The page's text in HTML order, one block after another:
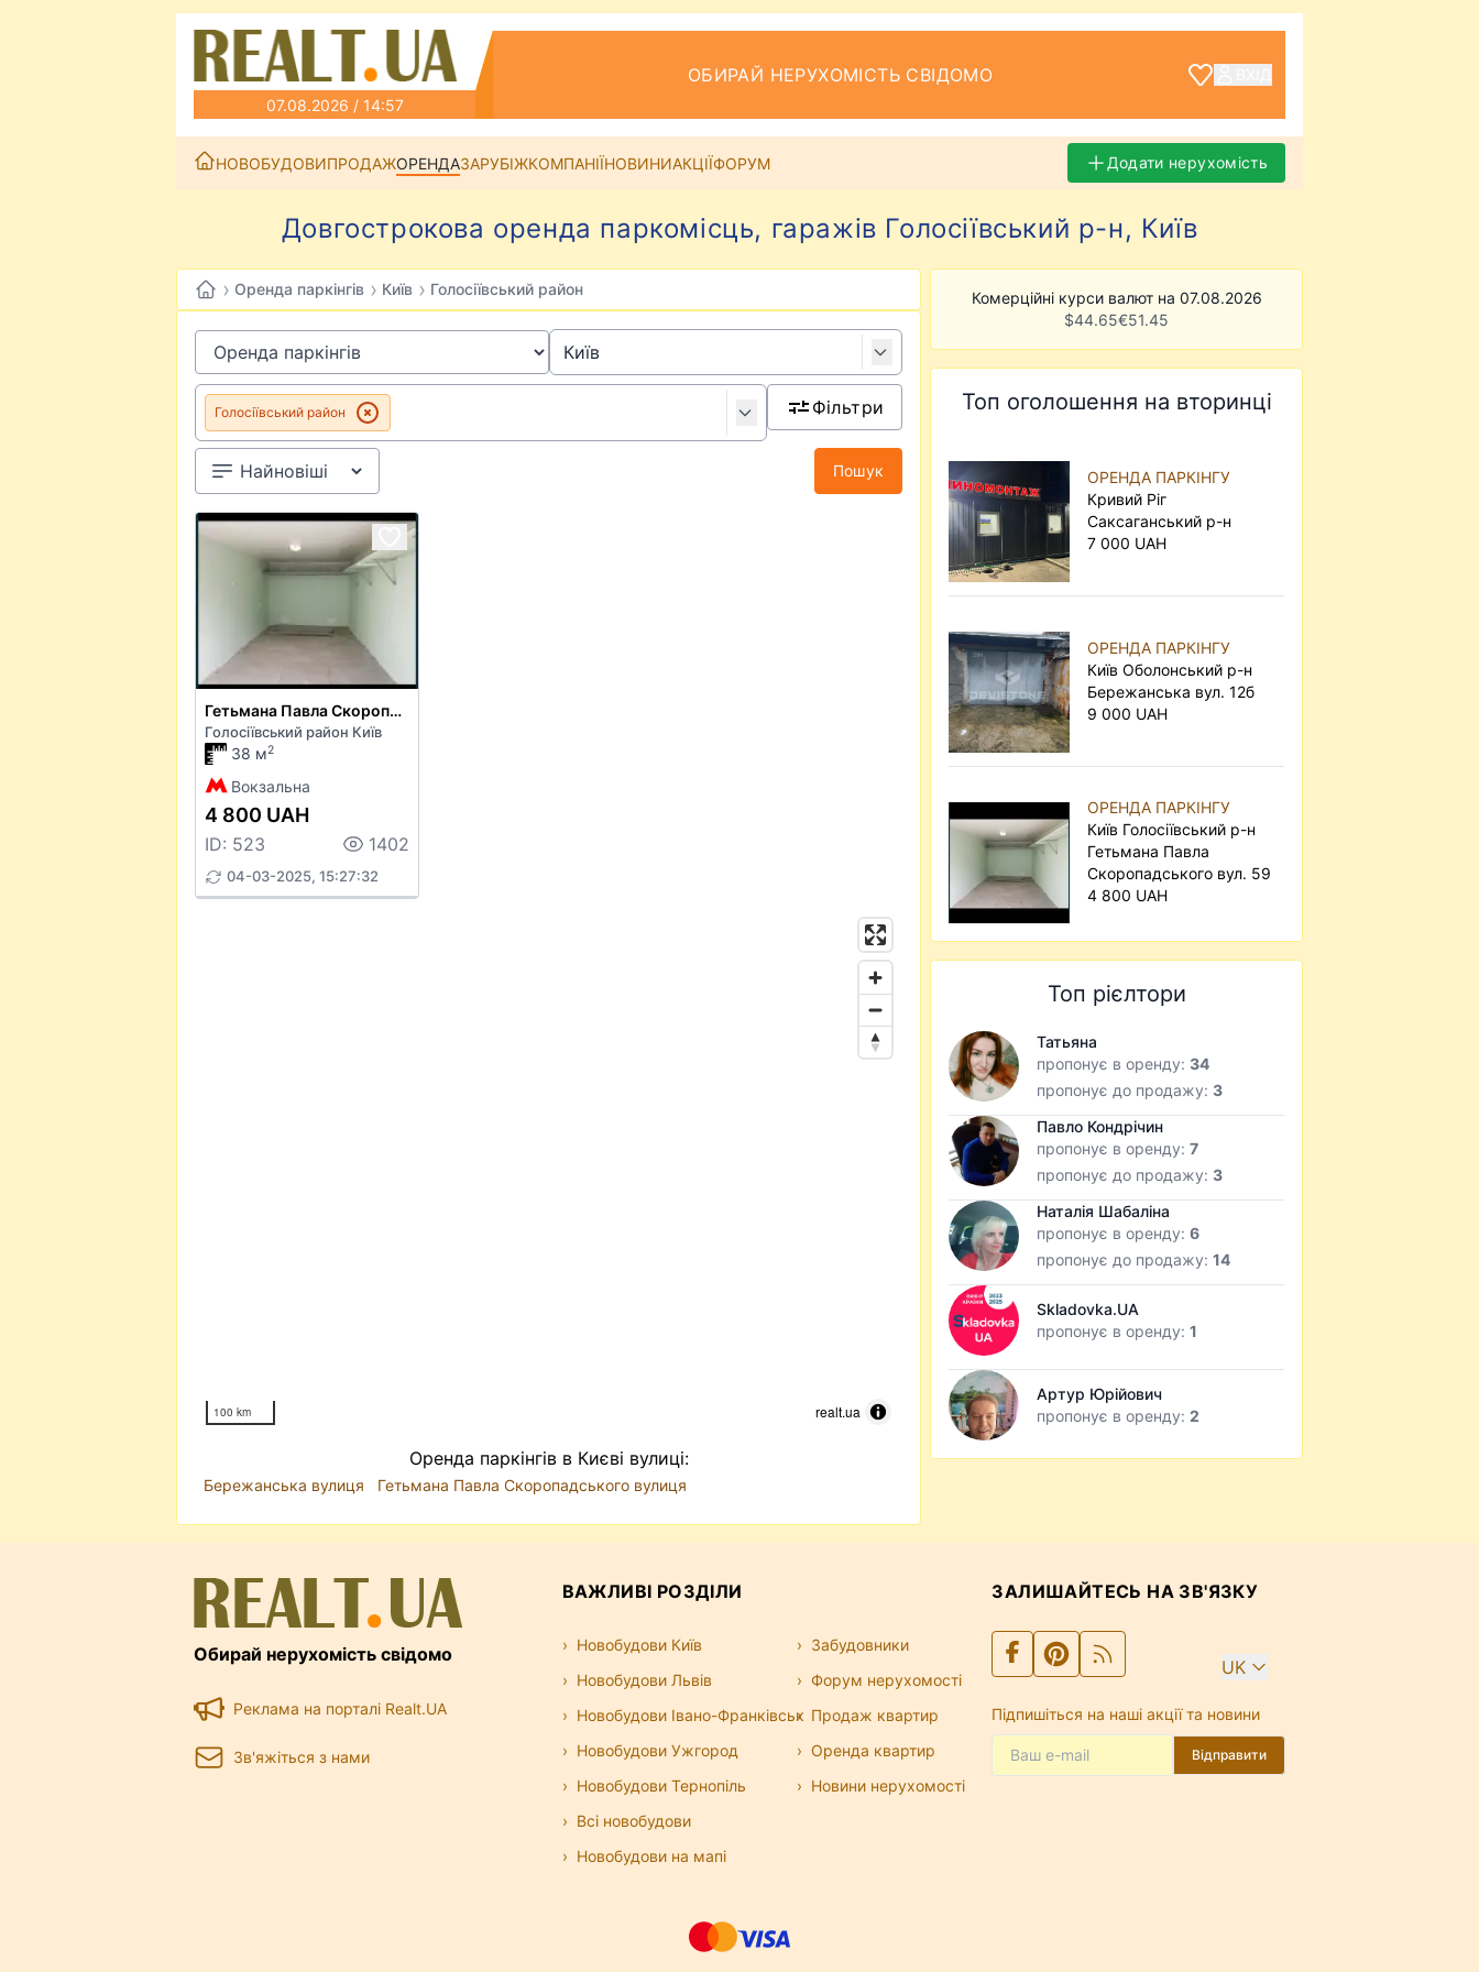
07.08.2026 / 14:57
ОБИРАЙ НЕРУХОМІСТЬ СВІДОМО
НОВОБУДОВИПРОДАЖОРЕНДАЗАРУБІЖКОМПАНІЇНОВИНИАКЦІЇФОРУМ Додати нерухомість
Довгострокова оренда паркомісць, гаражів Голосіївський р-н, Київ
› Оренда паркінгів › Київ › Голосіївський район
Голосіївський район Фільтри
Пошук
Гетьмана Павла Скоропадського вул. 59
Голосіївський район Київ
38 м2
Вокзальна
4 800 UAH
ID: 523 1402
04-03-2025, 15:27:32
100 km realt.ua
Оренда паркінгів в Києві вулиці:
Бережанська вулиця Гетьмана Павла Скоропадського вулиця
Комерційні курси валют на 07.08.2026
$44.65€51.45
Топ оголошення на вторинці
ОРЕНДА ПАРКІНГУ
Кривий Ріг
Саксаганський р-н
7 000 UAH
ОРЕНДА ПАРКІНГУ
Київ Оболонський р-н
Бережанська вул. 12б
9 000 UAH
ОРЕНДА ПАРКІНГУ
Київ Голосіївський р-н
Гетьмана Павла
Скоропадського вул. 59
4 800 UAH
Топ рієлтори
Татьяна
пропонує в оренду: 34
пропонує до продажу: 3
Павло Кондрічин
пропонує в оренду:7
пропонує до продажу: 3
Наталія Шабаліна
пропонує в оренду:6
пропонує до продажу:14
Skladovka.UA
пропонує в оренду:1
Артур Юрійович
пропонує в оренду:2
Обирай нерухомість свідомо
Реклама на порталі Realt.UA
Зв'яжіться з нами
ВАЖЛИВІ РОЗДІЛИ
Новобудови Київ
Новобудови Львів
Новобудови Івано-Франківськ
Новобудови Ужгород
Новобудови Тернопіль
Всі новобудови
Новобудови на мапі
Забудовники
Форум нерухомості
Продаж квартир
Оренда квартир
Новини нерухомості
ЗАЛИШАЙТЕСЬ НА ЗВ'ЯЗКУ
UK
Підпишіться на наші акції та новини
Відправити